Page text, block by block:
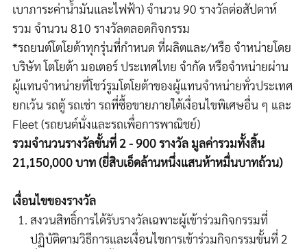
เบาภาระค่าน้ำมันและไฟฟ้า)จำนวน 90 รางวัลต่อสัปดาห์
รวม จำนวน 810 รางวัลตลอดกิจกรรม
*รถยนต์โตโยต้าทุกรุ่นที่กำหนด ที่ผลิตและ/หรือ จำหน่ายโดย
บริษัท โตโยต้า มอเตอร์ ประเทศไทย จำกัด หรือจำหน่ายผ่าน
ผู้แทนจำหน่ายที่โชว์รูมโตโยต้าของผู้แทนจำหน่ายทั่วประเทศ
ยกเว้น รถตู้ รถเช่า รถที่ซื้อขายภายใต้เงื่อนไขพิเศษอื่น ๆ และ
Fleet (รถยนต์นั่งและรถเพื่อการพาณิชย์)
รวมจำนวนรางวัลขั้นที่ 2 -900รางวัล มูลค่ารวมทั้งสิ้น
21,150,000บาท(ยี่สิบเอ็ดล้านหนึ่งแสนห้าหมื่นบาทถ้วน)
เงื่อนไขของรางวัล
สงวนสิทธิ์การได้รับรางวัลเฉพาะผู้เข้าร่วมกิจกรรมที่
ปฏิบัติตามวิธีการและเงื่อนไขการเข้าร่วมกิจกรรมขั้นที่ 2